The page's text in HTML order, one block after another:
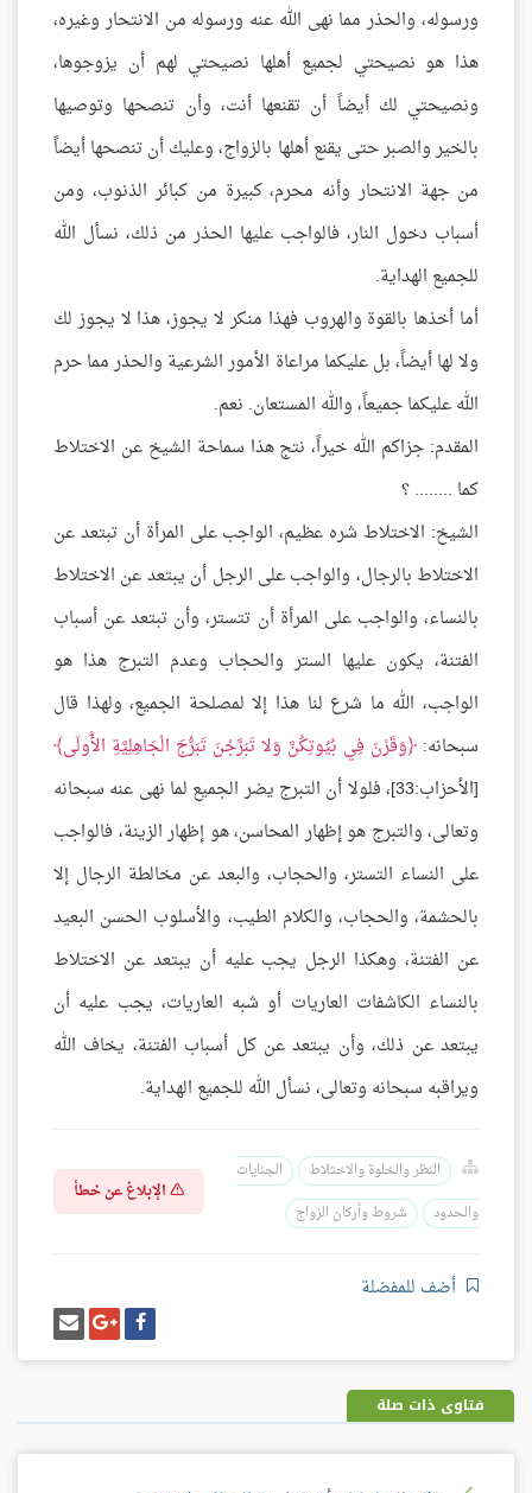
ورسوله، والحذر مما نهى الله عنه ورسوله من الانتحار وغيره،
هذا هو نصيحتي لجميع أهلها نصيحتي لهم أن يزوجوها،
ونصيحتي لك أيضاً أن تقنعها أنت، وأن تنصحها وتوصيها
بالخير والصبر حتى يقنع أهلها بالزواج، وعليك أن تنصحها أيضاً
من جهة الانتحار وأنه محرم، كبيرة من كبائر الذنوب، ومن
أسباب دخول النار، فالواجب عليها الحذر من ذلك، نسأل الله
للجميع الهداية.
أما أخذها بالقوة والهروب فهذا منكر لا يجوز، هذا لا يجوز لك
ولا لها أيضاً، بل عليكما مراعاة الأمور الشرعية والحذر مما حرم
الله عليكما جميعاً، والله المستعان. نعم.
المقدم: جزاكم الله خيراً، نتج هذا سماحة الشيخ عن الاختلاط
كما ........ ؟
الشيخ: الاختلاط شره عظيم، الواجب على المرأة أن تبتعد عن
الاختلاط بالرجال، والواجب على الرجل أن يبتعد عن الاختلاط
بالنساء، والواجب على المرأة أن تتستر، وأن تبتعد عن أسباب
الفتنة، يكون عليها الستر والحجاب وعدم التبرج هذا هو
الواجب، الله ما شرع لنا هذا إلا لمصلحة الجميع، ولهذا قال
سبحانه: وَقَرْنَ فِي بُيُوتِكُنَّ وَلا تَبَرَّجْنَ تَبَرُّجَ الْجَاهِلِيَّةِ الأُولَى
[الأحزاب:33]، فلولا أن التبرج يضر الجميع لما نهى عنه سبحانه
وتعالى، والتبرج هو إظهار المحاسن، هو إظهار الزينة، فالواجب
على النساء التستر، والحجاب، والبعد عن مخالطة الرجال إلا
بالحشمة، والحجاب، والكلام الطيب، والأسلوب الحسن البعيد
عن الفتنة، وهكذا الرجل يجب عليه أن يبتعد عن الاختلاط
بالنساء الكاشفات العاريات أو شبه العاريات، يجب عليه أن
يبتعد عن ذلك، وأن يبتعد عن كل أسباب الفتنة، يخاف الله
ويراقبه سبحانه وتعالى، نسأل الله للجميع الهداية.
النظر والخلوة والاختلاط
الجنايات
والحدود
شروط وأركان الزواج
الإبلاغ عن خطأ
أضف للمفضلة
شارك
على
فيسبوك
شارك
على
غوغل
بلس
إرسل
إيميل
فتاوى ذات صلة